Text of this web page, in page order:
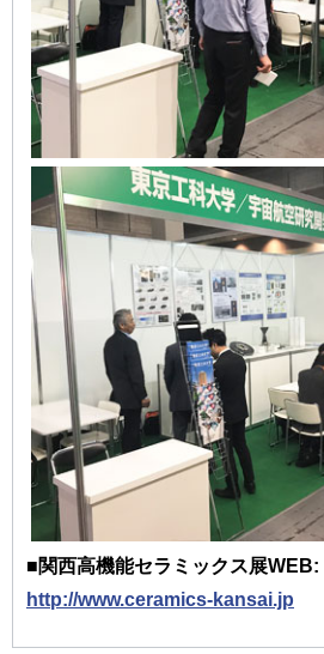
■関西高機能セラミックス展WEB:
http://www.ceramics-kansai.jp